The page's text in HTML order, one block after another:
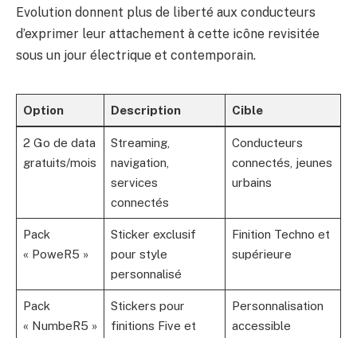
Evolution donnent plus de liberté aux conducteurs
d’exprimer leur attachement à cette icône revisitée
sous un jour électrique et contemporain.
Option Description Cible
2 Go de data
gratuits/mois
Streaming,
navigation,
services
connectés
Conducteurs
connectés, jeunes
urbains
Pack
« PoweR5 »
Sticker exclusif
pour style
personnalisé
Finition Techno et
supérieure
Pack
« NumbeR5 »
Stickers pour
finitions Five et
Personnalisation
accessible